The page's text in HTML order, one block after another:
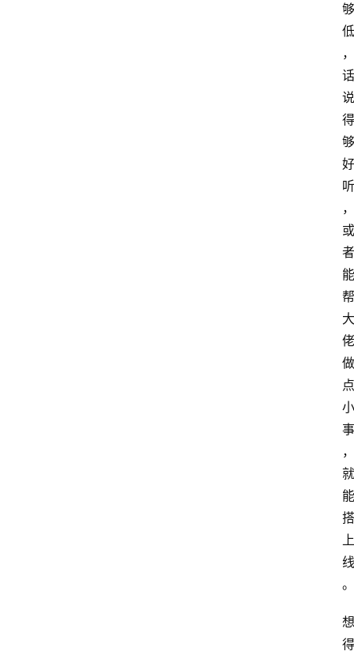
够
低
，
话
说
得
够
好
听
，
或
者
能
帮
大
佬
做
点
小
事
，
就
能
搭
上
线
。
想
得